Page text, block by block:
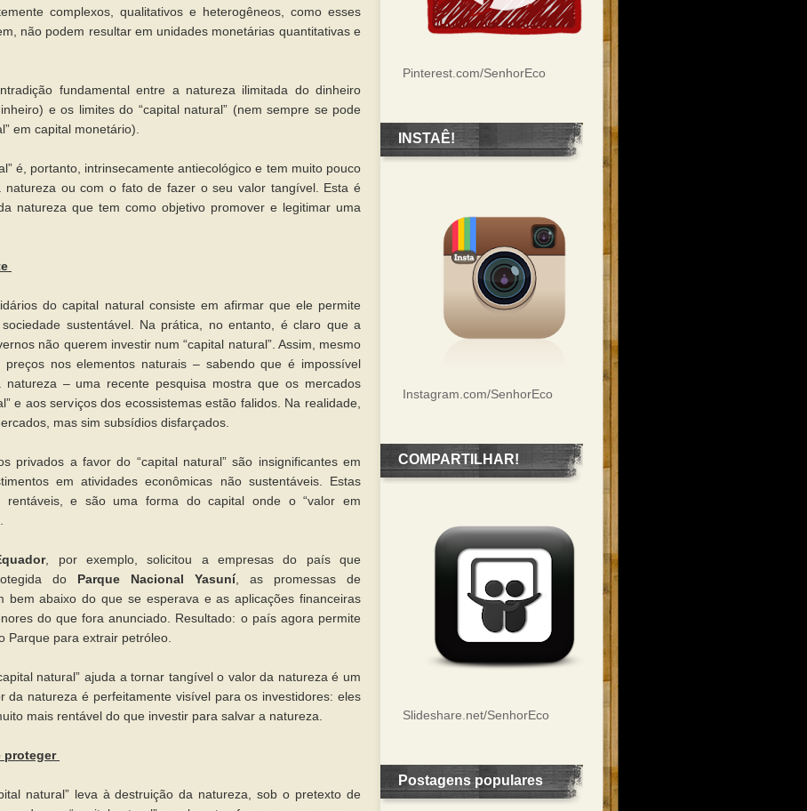
complexos, qualitativos e heterogêneos, como esses
não podem resultar em unidades monetárias quantitativas e
fundamental entre a natureza ilimitada do dinheiro
e os limites do “capital natural” (nem sempre se pode
em capital monetário).
é, portanto, intrinsecamente antiecológico e tem muito pouco
ou com o fato de fazer o seu valor tangível. Esta é
natureza que tem como objetivo promover e legitimar uma
do capital natural consiste em afirmar que ele permite
sustentável. Na prática, no entanto, é claro que a
não querem investir num “capital natural”. Assim, mesmo
nos elementos naturais – sabendo que é impossível
– uma recente pesquisa mostra que os mercados
e aos serviços dos ecossistemas estão falidos. Na realidade,
mas sim subsídios disfarçados.
privados a favor do “capital natural” são insignificantes em
em atividades econômicas não sustentáveis. Estas
rentáveis, e são uma forma do capital onde o “valor em
, por exemplo, solicitou a empresas do país que
do Parque Nacional Yasuní, as promessas de
bem abaixo do que se esperava e as aplicações financeiras
do que fora anunciado. Resultado: o país agora permite
Parque para extrair petróleo.
natural” ajuda a tornar tangível o valor da natureza é um
da natureza é perfeitamente visível para os investidores: eles
mais rentável do que investir para salvar a natureza.
proteger
natural” leva à destruição da natureza, sob o pretexto de
Pinterest.com/SenhorEco
INSTAÊ!
Instagram.com/SenhorEco
COMPARTILHAR!
Slideshare.net/SenhorEco
Postagens populares